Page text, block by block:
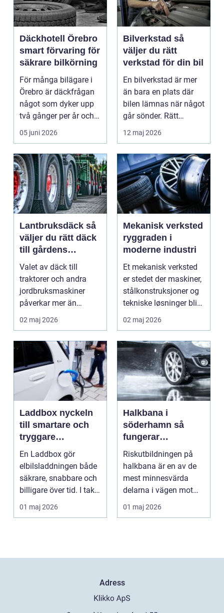
Däckhotell Örebro
smart förvaring för
säkrare bilkörning
För många bilägare i
Örebro är däckfrågan
något som dyker upp
två gånger per år och
mest känns som e...
05 juni 2026
Bilverkstad så
väljer du rätt
verkstad för din bil
En bilverkstad är mer
än bara en plats där
bilen lämnas när något
går sönder. Rätt
verkstad blir en ...
12 maj 2026
Lantbruksdäck så
väljer du rätt däck
till gårdens
maskiner
Valet av däck till
traktorer och andra
jordbruksmaskiner
påverkar mer än
många tror. Rätt däck
ger b...
02 maj 2026
Mekanisk verksted
ryggraden i
moderne industri
Et mekanisk verksted
er stedet der maskiner,
stålkonstruksjoner og
tekniske løsninger blir
holdt i g...
02 maj 2026
Laddbox nyckeln
till smartare och
tryggare
elbilsladdning
hemma
En Laddbox gör
elbilsladdningen både
säkrare, snabbare och
billigare över tid. I takt
med att fler s...
01 maj 2026
Halkbana i
söderhamn så
fungerar
riskutbildningen
och därför spelar
den roll
Riskutbildningen på
halkbana är en av de
mest minnesvärda
delarna i vägen mot
körkort. Många
kommer ...
01 maj 2026
Adress